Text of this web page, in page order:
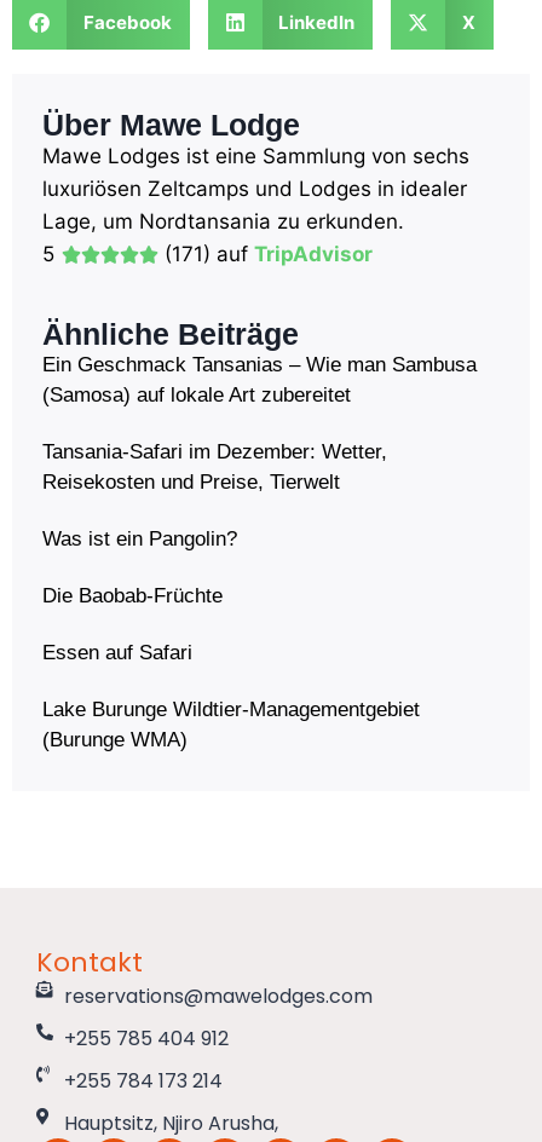
Facebook LinkedIn X
Über Mawe Lodge
Mawe Lodges ist eine Sammlung von sechs
luxuriösen Zeltcamps und Lodges in idealer
Lage, um Nordtansania zu erkunden.
5
(171) auf TripAdvisor
Ähnliche Beiträge
Ein Geschmack Tansanias – Wie man Sambusa
(Samosa) auf lokale Art zubereitet
Tansania-Safari im Dezember: Wetter,
Reisekosten und Preise, Tierwelt
Was ist ein Pangolin?
Die Baobab-Früchte
Essen auf Safari
Lake Burunge Wildtier-Managementgebiet
(Burunge WMA)
Kontakt
reservations@mawelodges.com
+255 785 404 912
+255 784 173 214
Hauptsitz, Njiro Arusha,